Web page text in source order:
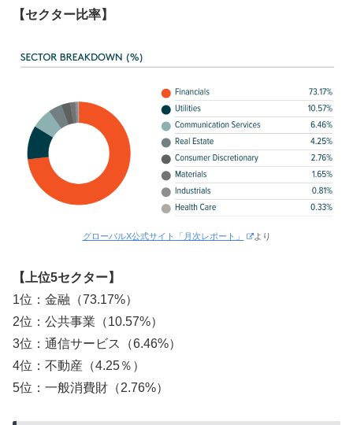
【セクター比率】
グローバルX公式サイト「月次レポート」 より
【上位5セクター】
1位：金融（73.17%）
2位：公共事業（10.57%）
3位：通信サービス（6.46%）
4位：不動産（4.25％）
5位：一般消費財（2.76%）